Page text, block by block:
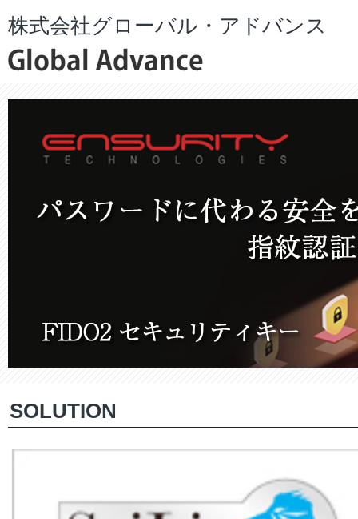
株式会社グローバル・アドバンス
SOLUTION